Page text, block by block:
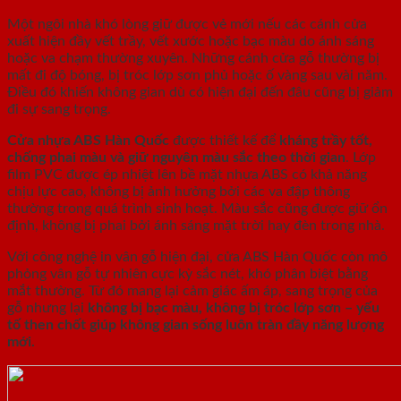
Một ngôi nhà khó lòng giữ được vẻ mới nếu các cánh cửa
xuất hiện đầy vết trầy, vết xước hoặc bạc màu do ánh sáng
hoặc va chạm thường xuyên. Những cánh cửa gỗ thường bị
mất đi độ bóng, bị tróc lớp sơn phủ hoặc ố vàng sau vài năm.
Điều đó khiến không gian dù có hiện đại đến đâu cũng bị giảm
đi sự sang trọng.
Cửa nhựa ABS Hàn Quốc được thiết kế để kháng trầy tốt,
chống phai màu và giữ nguyên màu sắc theo thời gian. Lớp
film PVC được ép nhiệt lên bề mặt nhựa ABS có khả năng
chịu lực cao, không bị ảnh hưởng bởi các va đập thông
thường trong quá trình sinh hoạt. Màu sắc cũng được giữ ổn
định, không bị phai bởi ánh sáng mặt trời hay đèn trong nhà.
Với công nghệ in vân gỗ hiện đại, cửa ABS Hàn Quốc còn mô
phỏng vân gỗ tự nhiên cực kỳ sắc nét, khó phân biệt bằng
mắt thường. Từ đó mang lại cảm giác ấm áp, sang trọng của
gỗ nhưng lại không bị bạc màu, không bị tróc lớp sơn – yếu
tố then chốt giúp không gian sống luôn tràn đầy năng lượng
mới.